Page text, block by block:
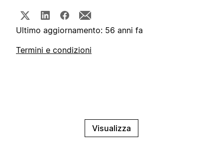
Ultimo aggiornamento: 56 anni fa
Termini e condizioni
Visualizza